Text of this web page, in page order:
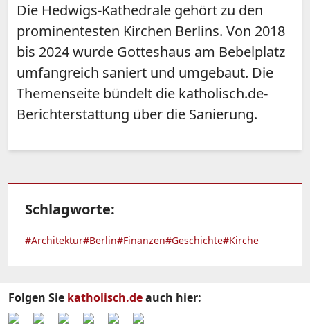
Die Hedwigs-Kathedrale gehört zu den
prominentesten Kirchen Berlins. Von 2018
bis 2024 wurde Gotteshaus am Bebelplatz
umfangreich saniert und umgebaut. Die
Themenseite bündelt die katholisch.de-
Berichterstattung über die Sanierung.
Schlagworte:
#Architektur#Berlin#Finanzen#Geschichte#Kirche
Folgen Sie katholisch.deauch hier: